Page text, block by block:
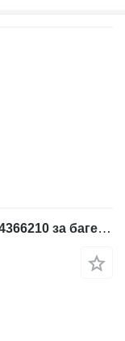
Табло с уреди Caterpillar 5009171 - 4366210 за багер Caterpillar 538 568 329D 312E 329E 349E 330F 390F 312F 352F 313F 323F 374F 335F 316F 336F 317F 349F M320F M322F M323F M314F M315F M316F M318F 320D2 323D2 326D2 336D2 329D2 MH3022 MH3024 MH3026